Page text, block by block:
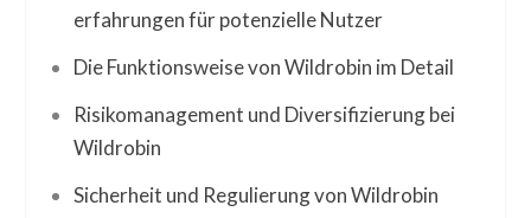
erfahrungen für potenzielle Nutzer
Die Funktionsweise von Wildrobin im Detail
Risikomanagement und Diversifizierung bei
Wildrobin
Sicherheit und Regulierung von Wildrobin